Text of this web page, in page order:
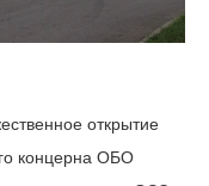
открытие
концерна ОБО